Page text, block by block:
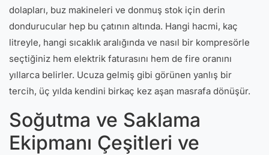
dolapları, buz makineleri ve donmuş stok için derin
dondurucular hep bu çatının altında. Hangi hacmi, kaç
litreyle, hangi sıcaklık aralığında ve nasıl bir kompresörle
seçtiğiniz hem elektrik faturasını hem de fire oranını
yıllarca belirler. Ucuza gelmiş gibi görünen yanlış bir
tercih, üç yılda kendini birkaç kez aşan masrafa dönüşür.
Soğutma ve Saklama
Ekipmanı Çeşitleri ve